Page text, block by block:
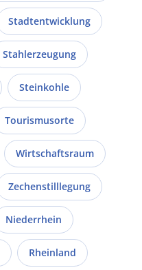
Stadtentwicklung
Stahlerzeugung
Steinkohle
Tourismusorte
Wirtschaftsraum
Zechenstilllegung
Niederrhein
Rheinland